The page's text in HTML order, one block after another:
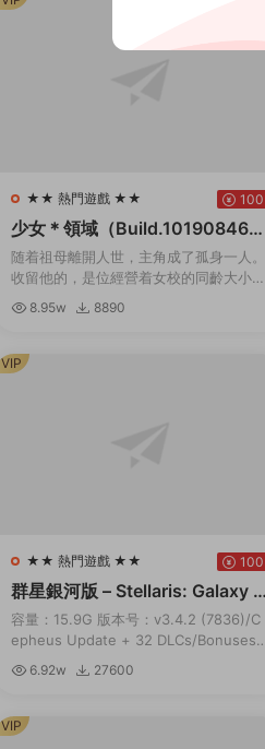
★★ 熱門遊戲 ★★ 100
少女＊領域（Build.10190846-
1.0.2）
随着祖母離開人世，主角成了孤身一人。
收留他的，是位經營着女校的同齡大小
服，住進女生宿舍。但是，與他共同生活
8.95w 8890
★★ 熱門遊戲 ★★ 100
群星銀河版 – Stellaris: Galaxy E
dition
容量：15.9G 版本号：v3.4.2 (7836)/C
epheus Update + 32 DLCs/Bonuses
新增官中準備好展開您的旅程，在星際間
探索、...
6.92w 27600
VIP
VIP